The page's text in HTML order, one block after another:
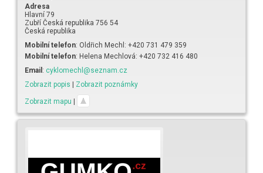
Adresa
Hlavní 79
Zubří Česká republika 756 54
Česká republika
Mobilní telefon: Oldřich Mechl: +420 731 479 359
Mobilní telefon: Helena Mechlová: +420 732 416 480
Email : cyklomechl@seznam.cz
Zobrazit popis
Zobrazit poznámky
Zobrazit mapu